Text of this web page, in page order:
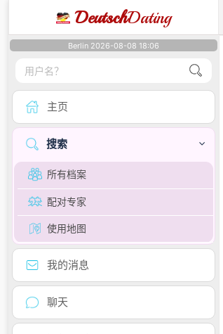
DeutschDating
Berlin 2026-08-08 18:06
主页
搜索
所有档案
配对专家
使用地图
我的消息
聊天